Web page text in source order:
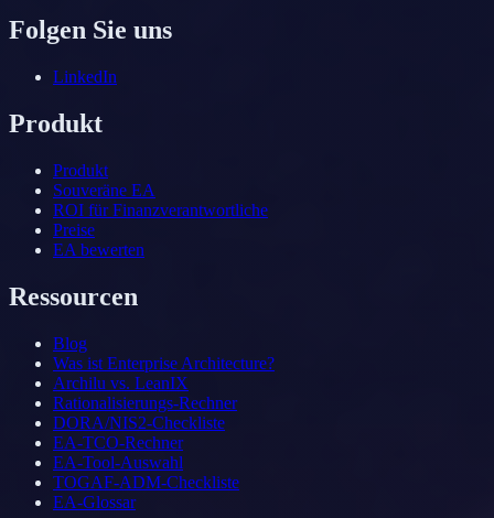
Folgen Sie uns
LinkedIn
Produkt
Produkt
Souveräne EA
ROI für Finanzverantwortliche
Preise
EA bewerten
Ressourcen
Blog
Was ist Enterprise Architecture?
Archilu vs. LeanIX
Rationalisierungs-Rechner
DORA/NIS2-Checkliste
EA-TCO-Rechner
EA-Tool-Auswahl
TOGAF-ADM-Checkliste
EA-Glossar